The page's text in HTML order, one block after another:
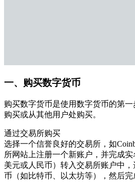
一、购买数字货币
购买数字货币是使用数字货币的第
购买或从其他用户处购买。
通过交易所购买
选择一个信誉良好的交易所，如
所网站上注册一个新账户，并完成
美元或人民币）转入交易所账户中
币（如比特币、以太坊等），然后完